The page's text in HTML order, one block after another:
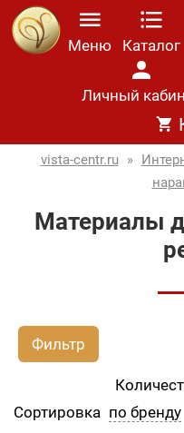
Меню Каталог
Личный
vista-centr.ru »
Материалы
Фильтр
Сортировка по бренду